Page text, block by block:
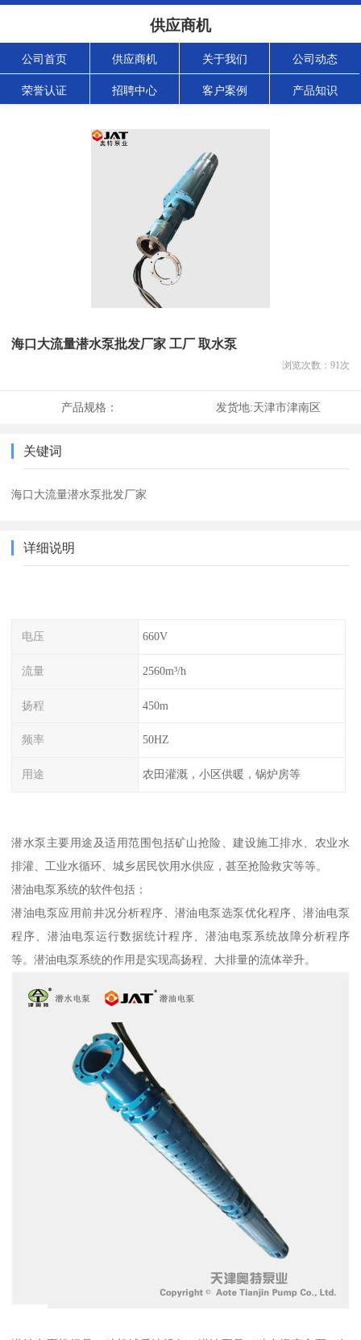
供应商机
公司首页 供应商机 关于我们 公司动态
荣誉认证 招聘中心 客户案例 产品知识
海口大流量潜水泵批发厂家 工厂 取水泵
浏览次数： 91次
产品规格： 发货地:天津市津南区
关键词
海口大流量潜水泵批发厂家
详细说明
电压 660V
流量 2560m³/h
扬程 450m
频率 50HZ
用途 农田灌溉，小区供暖，锅炉房等
潜水泵主要用途及适用范围包括矿山抢险、建设施工排水、农业水
排灌、工业水循环、城乡居民饮用水供应，甚至抢险救灾等等。
潜油电泵系统的软件包括：
潜油电泵应用前井况分析程序、潜油电泵选泵优化程序、潜油电泵
程序、潜油电泵运行数据统计程序、潜油电泵系统故障分析程序
等。潜油电泵系统的作用是实现高扬程、大排量的流体举升。